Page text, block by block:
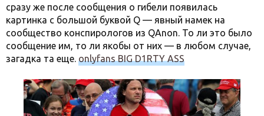
сразу же после сообщения о гибели появилась
картинка с большой буквой Q — явный намек на
сообщество конспирологов из QAnon. То ли это было
сообщение им, то ли якобы от них — в любом случае,
загадка та еще. onlyfans BIG D1RTY ASS